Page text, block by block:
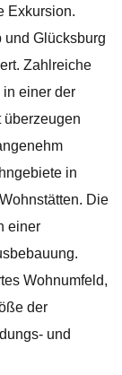
Exkursion.
und Glücksburg
Zahlreiche
in einer der
überzeugen
in
Die
einer
Wohnumfeld,
der
und